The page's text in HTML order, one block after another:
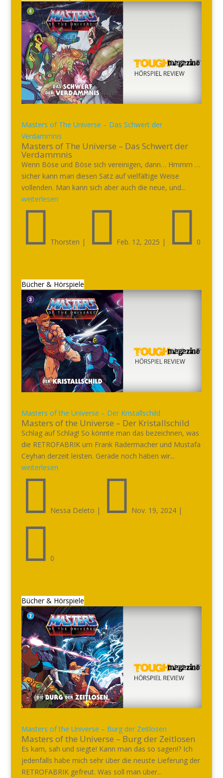
Masters of The Universe – Das Schwert der
Verdammnis
Masters of The Universe – Das Schwert der
Verdammnis
Wenn Böse und Böse sich vereinigen, dann… Hmmm …
sicher kann man diesen Satz auf vielfältige Weise
vollenden. Man kann sich aber auch die neue, und...
weiterlesen
 Thorsten |  Feb. 12, 2025 |  0
Bücher & Hörspiele
Masters of the Universe – Der Kristallschild
Masters of the Universe – Der Kristallschild
Schlag auf Schlag! So könnte man das bezeichnen, was
die RETROFABRIK um Frank Radermacher und Mustafa
Ceyhan derzeit leisten. Gerade noch haben wir...
weiterlesen
 Nessa Deleto |  Nov. 19, 2024|
 0
Bücher & Hörspiele
Masters of the Universe – Burg der Zeitlosen
Masters of the Universe – Burg der Zeitlosen
Es kam, sah und siegte! Kann man das so sagen!? Ich
jedenfalls habe mich sehr über die neuste Lieferung der
RETROFABRIK gefreut. Was soll man über...